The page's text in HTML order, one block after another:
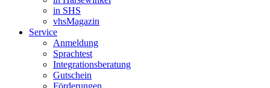
in SHS
vhsMagazin
Service
Anmeldung
Sprachtest
Integrationsberatung
Gutschein
Förderungen